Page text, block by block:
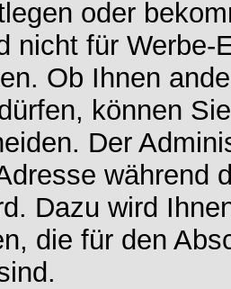
oder
nicht für
Ob Ihnen
können
Der
während
Dazu wird
die für den